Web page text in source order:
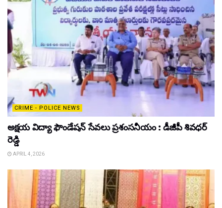
CRIME - POLICE NEWS
అక్షయ విద్యా ఫౌండేషన్ సేవలు ప్రశంసనీయం : డీజీపీ శివధర్
రెడ్డి
APRIL 4, 2026